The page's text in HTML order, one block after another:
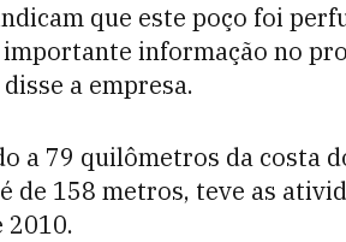
que este poço foi
informação no
a empresa.
a 79 quilômetros da costa
de 158 metros, teve as
2010.